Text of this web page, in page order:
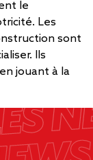
le
Les
sont
Ils
jouant à la